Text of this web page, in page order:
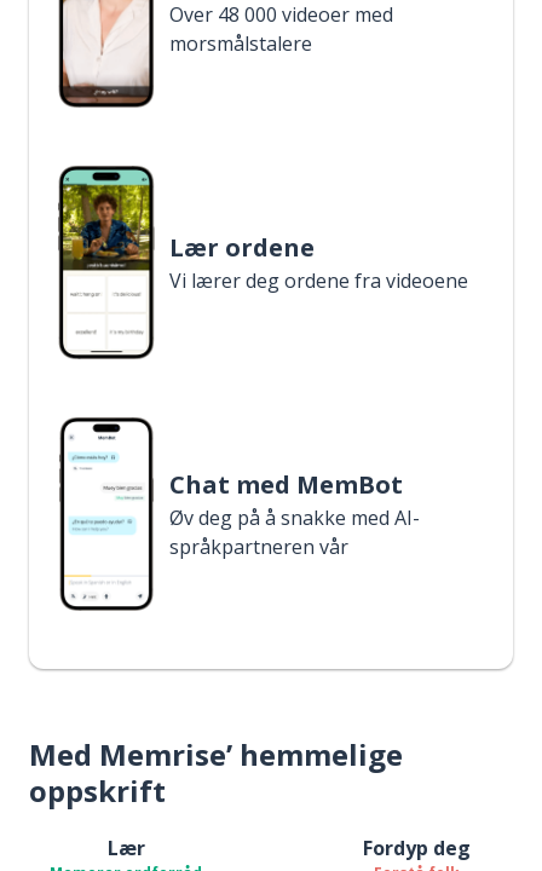
Over 48 000 videoer med
morsmålstalere
Lær ordene
Vi lærer deg ordene fra videoene
Chat med MemBot
Øv deg på å snakke med AI-
språkpartneren vår
Med Memrise’ hemmelige
oppskrift
Lær Fordyp deg